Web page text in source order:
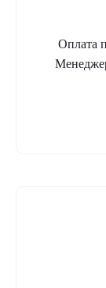
Оплата